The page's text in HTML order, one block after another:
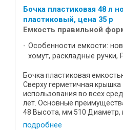
Бочка пластиковая 48 л
пластиковый, цена 35 р
Емкость правильной
Особенности емкости:
хомут, раскладные ручки,
Бочка пластиковая
Сверху герметичная крышка
использования во всех
лет. Основные
48 Высота, мм 510 Диаметр,
320 Масса, кг 2,7 ...
подробнее